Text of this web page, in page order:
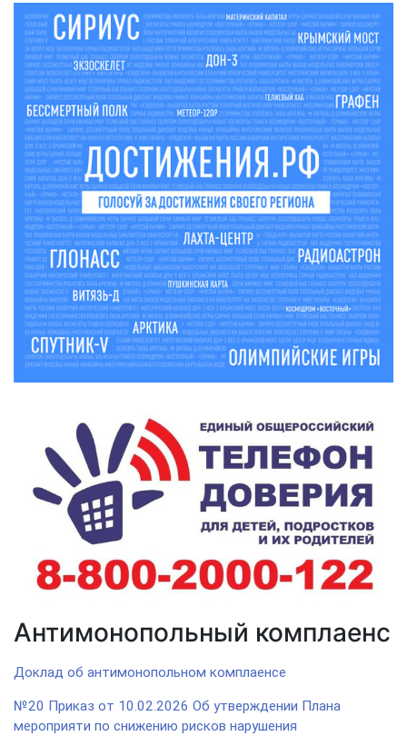
Антимонопольный комплаенс
Доклад об антимонопольном комплаенсе
№20 Приказ от 10.02.2026 Об утверждении Плана
мероприяти по снижению рисков нарушения